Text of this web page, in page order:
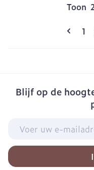
U
1
Toon
Blijf op de